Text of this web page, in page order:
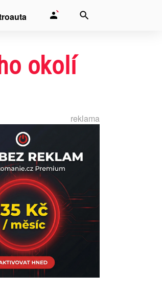
okolí
reklama